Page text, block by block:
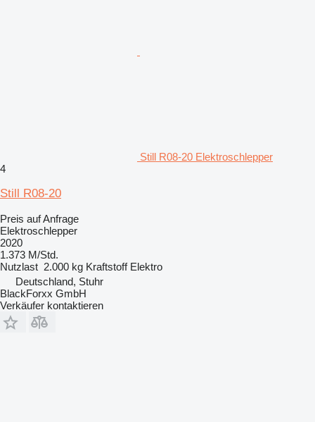
Still R08-20 Elektroschlepper
4
Still R08-20
Preis auf Anfrage
Elektroschlepper
2020
1.373 M/Std.
Nutzlast 2.000 kg Kraftstoff Elektro
Deutschland, Stuhr
BlackForxx GmbH
Verkäufer kontaktieren